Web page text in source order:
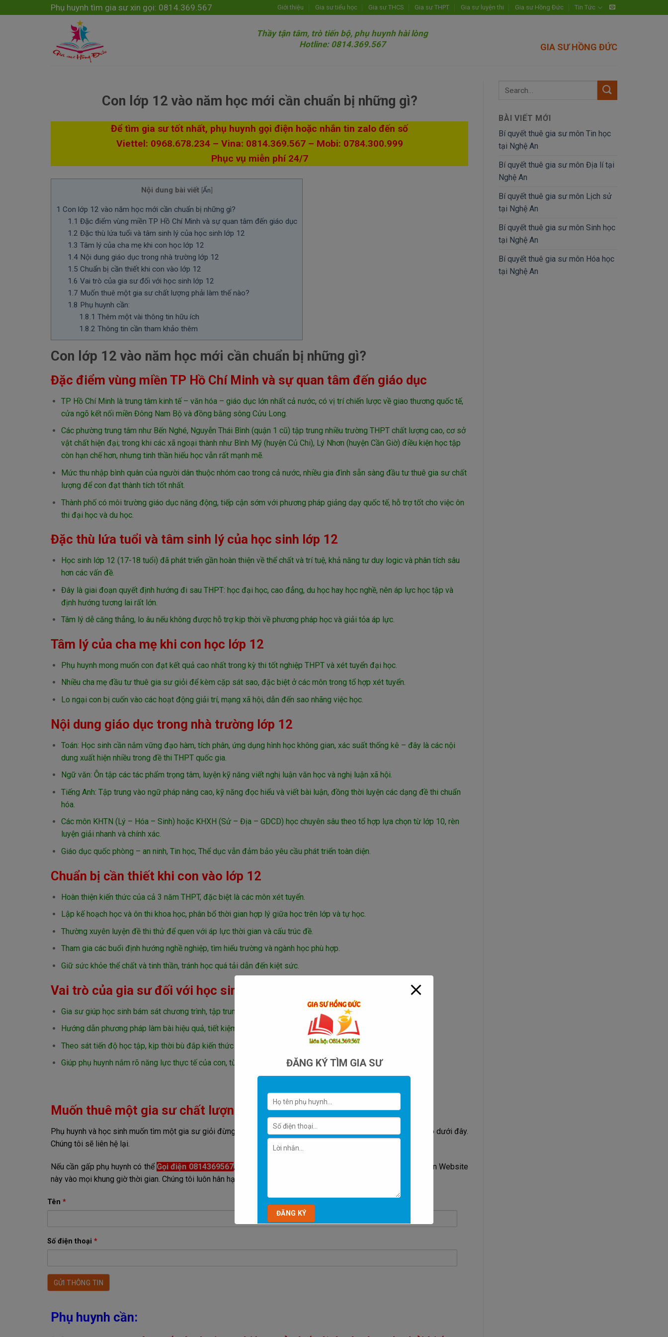
to
Phụ huynh tìm gia sư xin gọi: 0814.369.567 Giới thiệu Gia sư tiểu học Gia sư THCS Gia sư THPT Gia sư luyện thi Gia sư Hồng Đức Tin Tức
Thầy tận tâm, trò tiến bộ, phụ huynh hài lòng
Hotline: 0814.369.567
GIA SƯ HỒNG ĐỨC
Con lớp 12 vào năm học mới cần chuẩn bị những gì?
Để tìm gia sư tốt nhất, phụ huynh gọi điện hoặc nhắn tin zalo đến số
Viettel: 0968.678.234 – Vina: 0814.369.567 – Mobi: 0784.300.999
Phục vụ miễn phí 24/7
Nội dung bài viết [Ẩn]
1 Con lớp 12 vào năm học mới cần chuẩn bị những gì?
1.1 Đặc điểm vùng miền TP Hồ Chí Minh và sự quan tâm đến giáo dục
1.2 Đặc thù lứa tuổi và tâm sinh lý của học sinh lớp 12
1.3 Tâm lý của cha mẹ khi con học lớp 12
1.4Nội dung giáo dục trong nhà trường lớp 12
1.5 Chuẩn bị cần thiết khi con vào lớp 12
1.6 Vai trò của gia sư đối với học sinh lớp 12
1.7 Muốn thuê một gia sư chất lượng phải làm thế nào?
1.8 Phụ huynh cần:
1.8.1 Thêm một vài thông tin hữu ích
1.8.2 Thông tin cần tham khảo thêm
Con lớp 12 vào năm học mới cần chuẩn bị những gì?
Đặc điểm vùng miền TP Hồ Chí Minh và sự quan tâm đến giáo dục
TP Hồ Chí Minh là trung tâm kinh tế – văn hóa – giáo dục lớn nhất cả nước, có vị trí chiến lược về giao thương quốc tế,
cửa ngõ kết nối miền Đông Nam Bộ và đồng bằng sông Cửu Long.
Các phường trung tâm như Bến Nghé, Nguyễn Thái Bình (quận 1 cũ) tập trung nhiều trường THPT chất lượng cao, cơ sở
vật chất hiện đại; trong khi các xã ngoại thành như Bình Mỹ (huyện Củ Chi), Lý Nhơn (huyện Cần Giờ) điều kiện học tập
còn hạn chế hơn, nhưng tinh thần hiếu học vẫn rất mạnh mẽ.
Mức thu nhập bình quân của người dân thuộc nhóm cao trong cả nước, nhiều gia đình sẵn sàng đầu tư thuê gia sư chất
lượng để con đạt thành tích tốt nhất.
Thành phố có môi trường giáo dục năng động, tiếp cận sớm với phương pháp giảng dạy quốc tế, hỗ trợ tốt cho việc ôn
thi đại học và du học.
Đặc thù lứa tuổi và tâm sinh lý của học sinh lớp 12
Học sinh lớp 12 (17-18 tuổi) đã phát triển gần hoàn thiện về thể chất và trí tuệ, khả năng tư duy logic và phân tích sâu
hơn các vấn đề.
Đây là giai đoạn quyết định hướng đi sau THPT: học đại học, cao đẳng, du học hay học nghề, nên áp lực học tập và
định hướng tương lai rất lớn.
Tâm lý dễ căng thẳng, lo âu nếu không được hỗ trợ kịp thời về phương pháp học và giải tỏa áp lực.
Tâm lý của cha mẹ khi con học lớp 12
Phụ huynh mong muốn con đạt kết quả cao nhất trong kỳ thi tốt nghiệp THPT và xét tuyển đại học.
Nhiều cha mẹ đầu tư thuê gia sư giỏi để kèm cặp sát sao, đặc biệt ở các môn trong tổ hợp xét tuyển.
Lo ngại con bị cuốn vào các hoạt động giải trí, mạng xã hội, dẫn đến sao nhãng việc học.
Nội dung giáo dục trong nhà trường lớp 12
Toán: Học sinh cần nắm vững đạo hàm, tích phân, ứng dụng hình học không gian, xác suất thống kê – đây là các nội
dung xuất hiện nhiều trong đề thi THPT quốc gia.
Ngữ văn: Ôn tập các tác phẩm trọng tâm, luyện kỹ năng viết nghị luận văn học và nghị luận xã hội.
Tiếng Anh: Tập trung vào ngữ pháp nâng cao, kỹ năng đọc hiểu và viết bài luận, đồng thời luyện các dạng đề thi chuẩn
hóa.
Các môn KHTN (Lý – Hóa – Sinh) hoặc KHXH (Sử – Địa – GDCD) học chuyên sâu theo tổ hợp lựa chọn từ lớp 10, rèn
luyện giải nhanh và chính xác.
Giáo dục quốc phòng – an ninh, Tin học, Thể dục vẫn đảm bảo yêu cầu phát triển toàn diện.
Chuẩn bị cần thiết khi con vào lớp 12
Hoàn thiện kiến thức của cả 3 năm THPT, đặc biệt là các môn xét tuyển.
Lập kế hoạch học và ôn thi khoa học, phân bổ thời gian hợp lý giữa học trên lớp và tự học.
Thường xuyên luyện đề thi thử để quen với áp lực thời gian và cấu trúc đề.
Tham gia các buổi định hướng nghề nghiệp, tìm hiểu trường và ngành học phù hợp.
Giữ sức khỏe thể chất và tinh thần, tránh học quá tải dẫn đến kiệt sức.
Vai trò của gia sư đối với học sinh lớp 12
Gia sư giúp học sinh bám sát chương trình, tập trung vào trọng tâm ôn thi.
Hướng dẫn phương pháp làm bài hiệu quả, tiết kiệm thời gian trong phòng thi.
Theo sát tiến độ học tập, kịp thời bù đắp kiến thức còn yếu.
Giúp phụ huynh nắm rõ năng lực thực tế của con, từ đó điều chỉnh kế hoạch ôn luyện.
Muốn thuê một gia sư chất lượng phải làm thế nào?
Phụ huynh và học sinh muốn tìm một gia sư giỏi đừng ngại liên hệ với chúng tôi bằng cách để lại thông tin vào ô dưới đây.
Chúng tôi sẽ liên hệ lại.
Nếu cần gấp phụ huynh có thể Gọi điện 0814369567,
bằng cách ấn vào các nút trên Website
này vào mọi khung giờ thời gian. Chúng tôi luôn hân hạnh được phục vụ các quý vị PHỤ HUYNH và HỌC SINH.
Tên *
Số điện thoại *
Phụ huynh cần:
BÀI VIẾT MỚI
Bí quyết thuê gia sư môn Tin học
tại Nghệ An
Bí quyết thuê gia sư môn Địa lí tại
Nghệ An
Bí quyết thuê gia sư môn Lịch sử
tại Nghệ An
Bí quyết thuê gia sư môn Sinh học
tại Nghệ An
Bí quyết thuê gia sư môn Hóa học
tại Nghệ An
ĐĂNG KÝ TÌM GIA SƯ